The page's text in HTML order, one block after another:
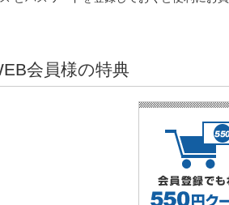
会員様の特典